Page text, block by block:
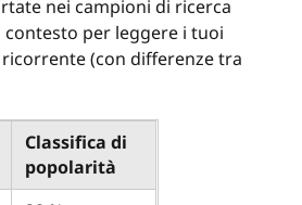
nei campioni di ricerca
per leggere i tuoi
(con differenze tra
Classifica di
popolarità